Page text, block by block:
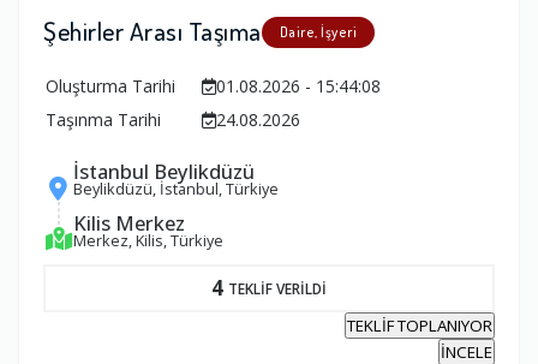
Şehirler Arası Taşıma Daire, İşyeri
Oluşturma Tarihi
01.08.2026 - 15:44:08
Taşınma Tarihi
24.08.2026
İstanbul Beylikdüzü
Beylikdüzü, İstanbul, Türkiye
Kilis Merkez
Merkez, Kilis, Türkiye
4 TEKLİF VERİLDİ
TEKLİF TOPLANIYOR
İNCELE